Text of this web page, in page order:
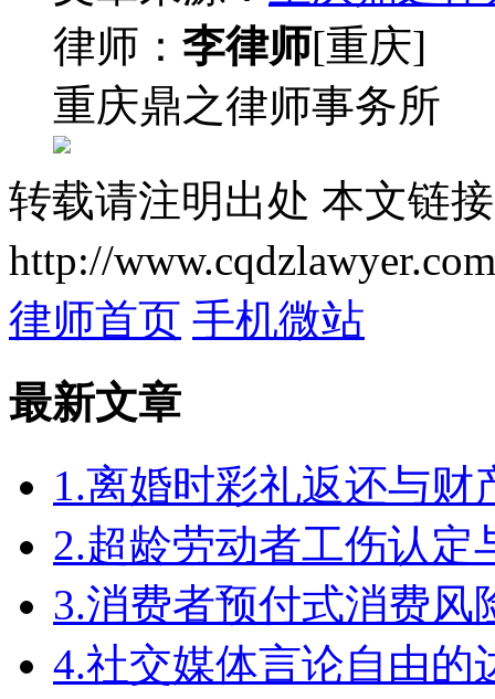
律师： 李律师[重庆]
重庆鼎之律师事务所
转载请注明出处 本文链
http://
律师首页 手机微站
最新文章
1.离婚时彩礼返还与财
2.超龄劳动者工伤认定
3.消费者预付式消费风
4.社交媒体言论自由